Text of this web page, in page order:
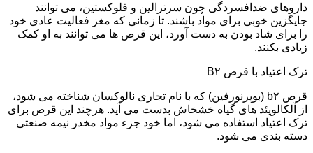
داروهای ضدافسردگی چون سرترالین و فلوکستین، می توانند
جایگزین خوبی برای مواد باشند. تا زمانی که مغز فعالیت عادی خود
را برای شاد بودن به دست آورد، این قرص ها می توانند به او کمک
زیادی بکنند.
ترک اعتیاد با قرص B۲
قرص b۲ (بوپرنورفین) که با نام تجاری نالوکسان شناخته می شود،
از آلکالویئد های گیاه خشخاش بدست می آید. هرچند این قرص برای
ترک اعتیاد استفاده می شود، اما خود جزء مواد مخدر نیمه صنعتی
دسته بندی می شود.